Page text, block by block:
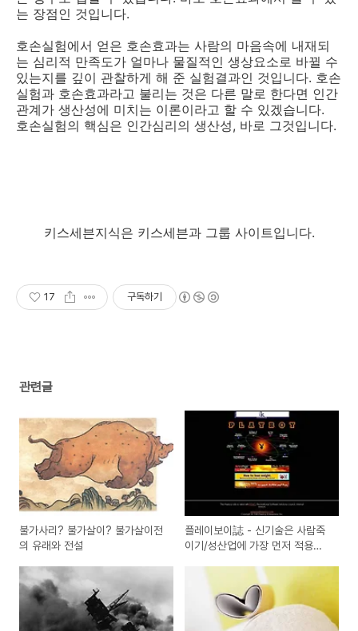
는 장점인 것입니다.
호손실험에서 얻은 호손효과는 사람의 마음속에 내재되
는 심리적 만족도가 얼마나 물질적인 생상요소로 바뀔 수
있는지를 깊이 관찰하게 해 준 실험결과인 것입니다. 호손
실험과 호손효과라고 불리는 것은 다른 말로 한다면 인간
관계가 생산성에 미치는 이론이라고 할 수 있겠습니다.
호손실험의 핵심은 인간심리의 생산성, 바로 그것입니다.
키스세븐지식은 키스세븐과 그룹 사이트입니다.
17 구독하기
관련글
불가사리? 불가살이? 불가살이전
의 유래와 전설
플레이보이誌 - 신기술은 사람죽
이기/성산업에 가장 먼저 적용된